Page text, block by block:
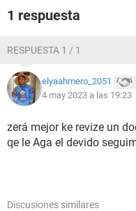
1 respuesta
RESPUESTA 1 / 1
elyaahmero_2051
4 may 2023 a las 19:23
zerá mejor ke revize un
qe le Aga el devido
Discusiones similares